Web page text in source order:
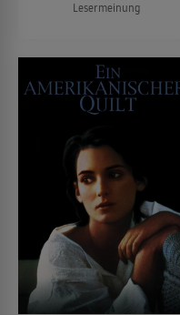
Lesermeinung